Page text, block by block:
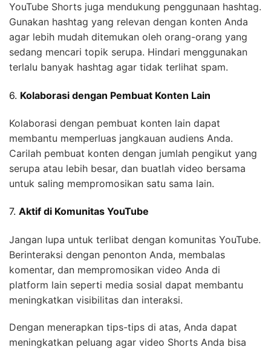
YouTube Shorts juga mendukung penggunaan hashtag.
Gunakan hashtag yang relevan dengan konten Anda
agar lebih mudah ditemukan oleh orang-orang yang
sedang mencari topik serupa. Hindari menggunakan
terlalu banyak hashtag agar tidak terlihat spam.
6. Kolaborasi dengan Pembuat Konten Lain
Kolaborasi dengan pembuat konten lain dapat
membantu memperluas jangkauan audiens Anda.
Carilah pembuat konten dengan jumlah pengikut yang
serupa atau lebih besar, dan buatlah video bersama
untuk saling mempromosikan satu sama lain.
7. Aktif di Komunitas YouTube
Jangan lupa untuk terlibat dengan komunitas YouTube.
Berinteraksi dengan penonton Anda, membalas
komentar, dan mempromosikan video Anda di
platform lain seperti media sosial dapat membantu
meningkatkan visibilitas dan interaksi.
Dengan menerapkan tips-tips di atas, Anda dapat
meningkatkan peluang agar video Shorts Anda bisa